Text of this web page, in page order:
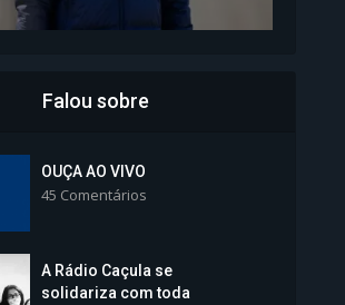
Colégios da Polícia...
Falou sobre
OUÇA AO VIVO
45 Comentários
A Rádio Caçula se
solidariza com toda